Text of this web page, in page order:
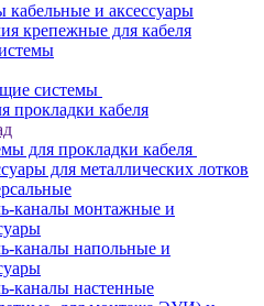
кабельные и аксессуары
крепежные для кабеля
системы
прокладки кабеля
для прокладки кабеля
для металлических лотков
каналы монтажные и
каналы напольные и
каналы настенные